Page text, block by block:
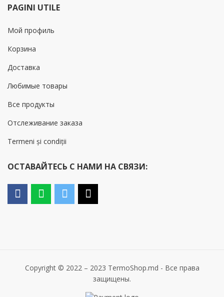
PAGINI UTILE
Мой профиль
Корзина
Доставка
Любимые товары
Все продукты
Отслеживание заказа
Termeni și condiții
ОСТАВАЙТЕСЬ С НАМИ НА СВЯЗИ:
Copyright © 2022 – 2023 TermoShop.md - Все права
защищены.